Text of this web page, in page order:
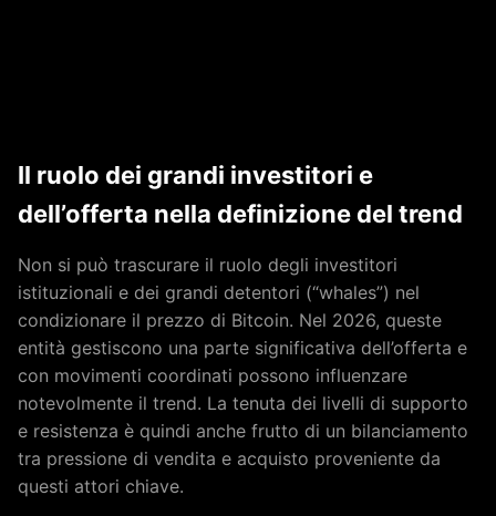
Il ruolo dei grandi investitori e
dell’offerta nella definizione del trend
Non si può trascurare il ruolo degli investitori
istituzionali e dei grandi detentori (“whales”) nel
condizionare il prezzo di Bitcoin. Nel 2026, queste
entità gestiscono una parte significativa dell’offerta e
con movimenti coordinati possono influenzare
notevolmente il trend. La tenuta dei livelli di supporto
e resistenza è quindi anche frutto di un bilanciamento
tra pressione di vendita e acquisto proveniente da
questi attori chiave.